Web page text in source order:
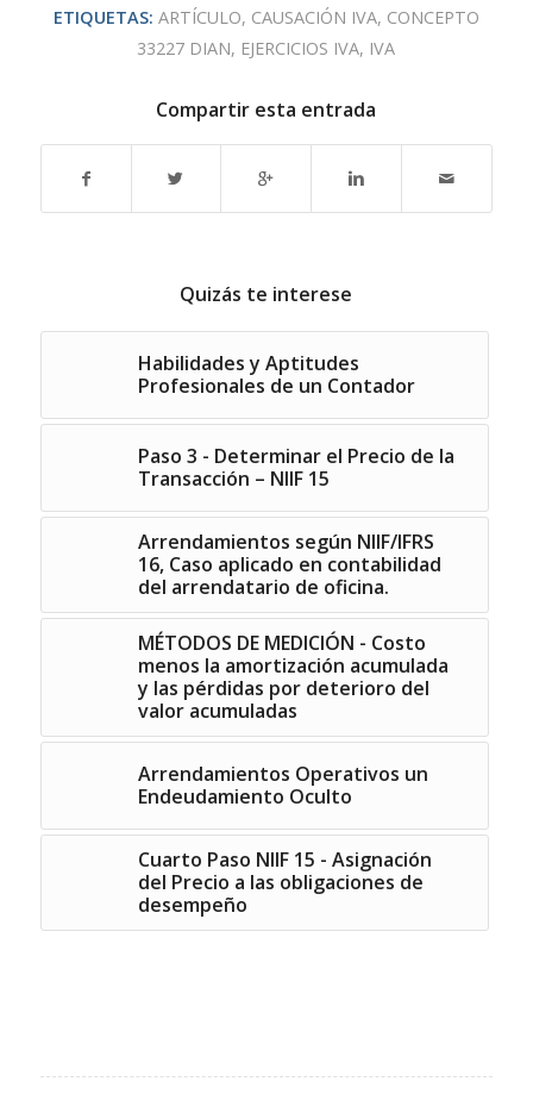
ETIQUETAS: ARTÍCULO, CAUSACIÓN IVA, CONCEPTO
33227 DIAN, EJERCICIOS IVA, IVA
Compartir esta entrada
Quizás te interese
Habilidades y Aptitudes
Profesionales de un Contador
Paso 3 - Determinar el Precio de la
Transacción – NIIF 15
Arrendamientos según NIIF/IFRS
16, Caso aplicado en contabilidad
del arrendatario de oficina.
MÉTODOS DE MEDICIÓN - Costo
menos la amortización acumulada
y las pérdidas por deterioro del
valor acumuladas
Arrendamientos Operativos un
Endeudamiento Oculto
Cuarto Paso NIIF 15 - Asignación
del Precio a las obligaciones de
desempeño